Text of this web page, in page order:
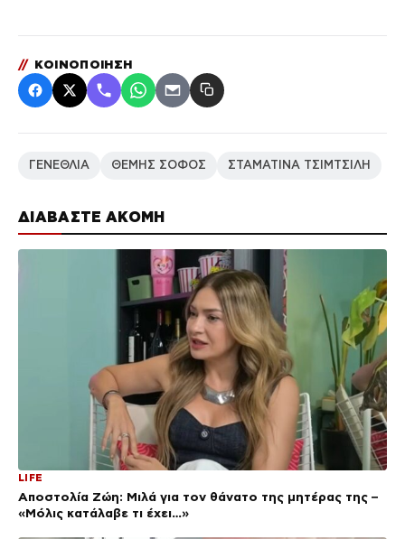
ΔΙΑΒΑΣΤΕ ΑΚΟΜΗ
LIFE
Αποστολία Ζώη: Μιλά για τον θάνατο της μητέρας της –
«Μόλις κατάλαβε τι έχει…»
// ΚΟΙΝΟΠΟΙΗΣΗ
ΓΕΝΕΘΛΙΑ ΘΕΜΗΣ ΣΟΦΟΣ ΣΤΑΜΑΤΙΝΑ ΤΣΙΜΤΣΙΛΗ